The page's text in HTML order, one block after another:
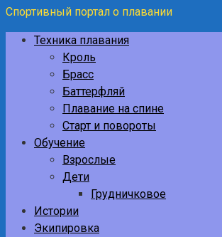
Спортивный портал о плавании
Техника плавания
Кроль
Брасс
Баттерфляй
Плавание на спине
Старт и повороты
Обучение
Взрослые
Дети
Грудничковое
Истории
Экипировка